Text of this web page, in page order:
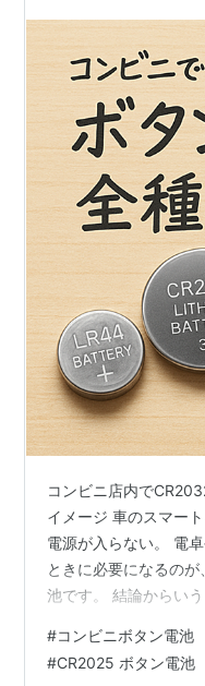
コンビニ店内で
イメージ 車のスマー
電源が入らない。 電
ときに必要になるの
池です。 結論からい
CR2025、LR44の商
って取り扱いがない場
#コンビニボタン電池
#CR2025 ボタン電池